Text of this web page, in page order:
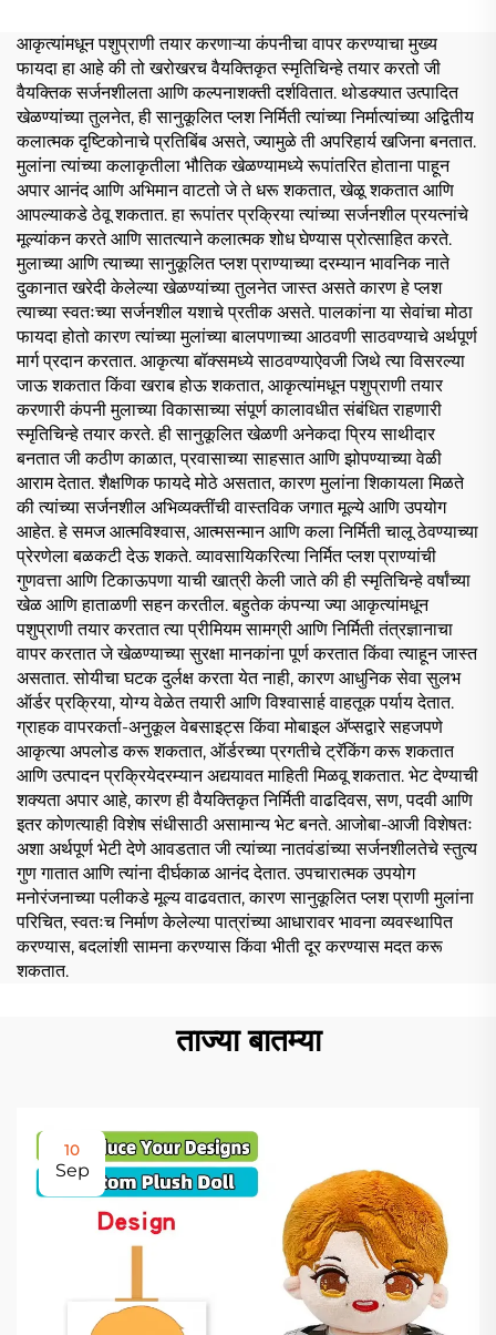
आकृत्यांमधून पशुप्राणी तयार करणाऱ्या कंपनीचा वापर करण्याचा मुख्य
फायदा हा आहे की तो खरोखरच वैयक्तिकृत स्मृतिचिन्हे तयार करतो जी
वैयक्तिक सर्जनशीलता आणि कल्पनाशक्ती दर्शवितात. थोडक्यात उत्पादित
खेळण्यांच्या तुलनेत, ही सानुकूलित प्लश निर्मिती त्यांच्या निर्मात्यांच्या अद्वितीय
कलात्मक दृष्टिकोनाचे प्रतिबिंब असते, ज्यामुळे ती अपरिहार्य खजिना बनतात.
मुलांना त्यांच्या कलाकृतीला भौतिक खेळण्यामध्ये रूपांतरित होताना पाहून
अपार आनंद आणि अभिमान वाटतो जे ते धरू शकतात, खेळू शकतात आणि
आपल्याकडे ठेवू शकतात. हा रूपांतर प्रक्रिया त्यांच्या सर्जनशील प्रयत्नांचे
मूल्यांकन करते आणि सातत्याने कलात्मक शोध घेण्यास प्रोत्साहित करते.
मुलाच्या आणि त्याच्या सानुकूलित प्लश प्राण्याच्या दरम्यान भावनिक नाते
दुकानात खरेदी केलेल्या खेळण्यांच्या तुलनेत जास्त असते कारण हे प्लश
त्याच्या स्वतःच्या सर्जनशील यशाचे प्रतीक असते. पालकांना या सेवांचा मोठा
फायदा होतो कारण त्यांच्या मुलांच्या बालपणाच्या आठवणी साठवण्याचे अर्थपूर्ण
मार्ग प्रदान करतात. आकृत्या बॉक्समध्ये साठवण्याऐवजी जिथे त्या विसरल्या
जाऊ शकतात किंवा खराब होऊ शकतात, आकृत्यांमधून पशुप्राणी तयार
करणारी कंपनी मुलाच्या विकासाच्या संपूर्ण कालावधीत संबंधित राहणारी
स्मृतिचिन्हे तयार करते. ही सानुकूलित खेळणी अनेकदा प्रिय साथीदार
बनतात जी कठीण काळात, प्रवासाच्या साहसात आणि झोपण्याच्या वेळी
आराम देतात. शैक्षणिक फायदे मोठे असतात, कारण मुलांना शिकायला मिळते
की त्यांच्या सर्जनशील अभिव्यक्तींची वास्तविक जगात मूल्ये आणि उपयोग
आहेत. हे समज आत्मविश्वास, आत्मसन्मान आणि कला निर्मिती चालू ठेवण्याच्या
प्रेरणेला बळकटी देऊ शकते. व्यावसायिकरित्या निर्मित प्लश प्राण्यांची
गुणवत्ता आणि टिकाऊपणा याची खात्री केली जाते की ही स्मृतिचिन्हे वर्षांच्या
खेळ आणि हाताळणी सहन करतील. बहुतेक कंपन्या ज्या आकृत्यांमधून
पशुप्राणी तयार करतात त्या प्रीमियम सामग्री आणि निर्मिती तंत्रज्ञानाचा
वापर करतात जे खेळण्याच्या सुरक्षा मानकांना पूर्ण करतात किंवा त्याहून जास्त
असतात. सोयीचा घटक दुर्लक्ष करता येत नाही, कारण आधुनिक सेवा सुलभ
ऑर्डर प्रक्रिया, योग्य वेळेत तयारी आणि विश्वासार्ह वाहतूक पर्याय देतात.
ग्राहक वापरकर्ता-अनुकूल वेबसाइट्स किंवा मोबाइल अ‍ॅप्सद्वारे सहजपणे
आकृत्या अपलोड करू शकतात, ऑर्डरच्या प्रगतीचे ट्रॅकिंग करू शकतात
आणि उत्पादन प्रक्रियेदरम्यान अद्ययावत माहिती मिळवू शकतात. भेट देण्याची
शक्यता अपार आहे, कारण ही वैयक्तिकृत निर्मिती वाढदिवस, सण, पदवी आणि
इतर कोणत्याही विशेष संधीसाठी असामान्य भेट बनते. आजोबा-आजी विशेषतः
अशा अर्थपूर्ण भेटी देणे आवडतात जी त्यांच्या नातवंडांच्या सर्जनशीलतेचे स्तुत्य
गुण गातात आणि त्यांना दीर्घकाळ आनंद देतात. उपचारात्मक उपयोग
मनोरंजनाच्या पलीकडे मूल्य वाढवतात, कारण सानुकूलित प्लश प्राणी मुलांना
परिचित, स्वतःच निर्माण केलेल्या पात्रांच्या आधारावर भावना व्यवस्थापित
करण्यास, बदलांशी सामना करण्यास किंवा भीती दूर करण्यास मदत करू
शकतात.
ताज्या बातम्या
10
Sep